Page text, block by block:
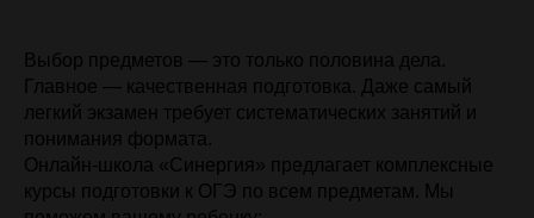
Выбор предметов — это только половина дела.
Главное — качественная подготовка. Даже самый
легкий экзамен требует систематических занятий и
понимания формата.
Онлайн-школа «Синергия» предлагает комплексные
курсы подготовки к ОГЭ по всем предметам. Мы